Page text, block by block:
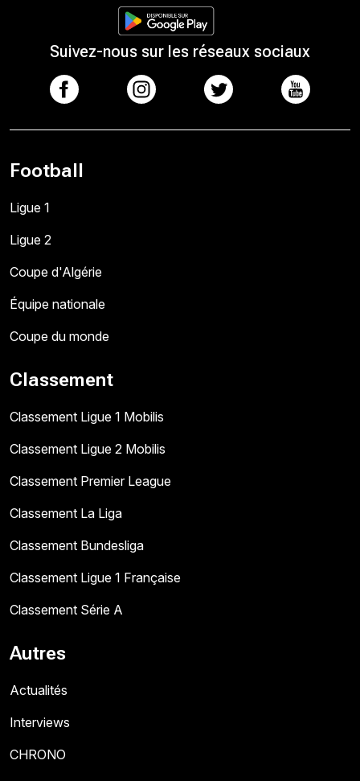
Suivez-nous sur les réseaux sociaux
Football
Ligue 1
Ligue 2
Coupe d'Algérie
Équipe nationale
Coupe du monde
Classement
Classement Ligue 1 Mobilis
Classement Ligue 2 Mobilis
Classement Premier League
Classement La Liga
Classement Bundesliga
Classement Ligue 1 Française
Classement Série A
Autres
Actualités
Interviews
CHRONO